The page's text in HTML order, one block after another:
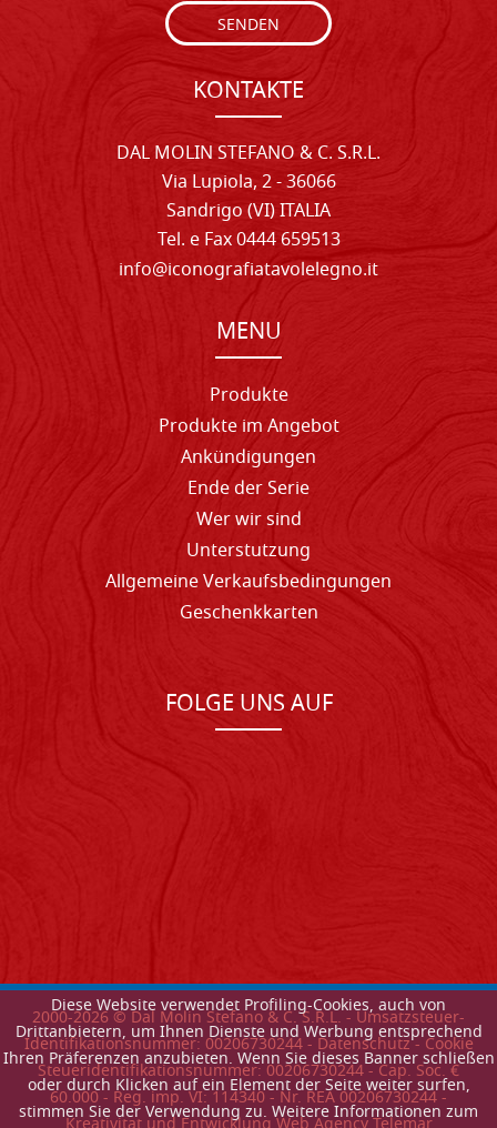
Diese Website verwendet Profiling-Cookies, auch von
Drittanbietern, um Ihnen Dienste und Werbung entsprechend
Ihren Präferenzen anzubieten. Wenn Sie dieses Banner schließen
oder durch Klicken auf ein Element der Seite weiter surfen,
stimmen Sie der Verwendung zu. Weitere Informationen zum
SENDEN
KONTAKTE
DAL MOLIN STEFANO & C. S.R.L.
Via Lupiola, 2 - 36066
Sandrigo (VI) ITALIA
Tel. e Fax 0444 659513
info@iconografiatavolelegno.it
MENU
Produkte
Produkte im Angebot
Ankündigungen
Ende der Serie
Wer wir sind
Unterstutzung
Allgemeine Verkaufsbedingungen
Geschenkkarten
FOLGE UNS AUF
2000-2026© Dal Molin Stefano & C. S.R.L. - Umsatzsteuer-
Identifikationsnummer: 00206730244 -Datenschutz-Cookie
Steueridentifikationsnummer: 00206730244 - Cap. Soc. €
60.000 - Reg. imp. VI: 114340 - Nr. REA 00206730244 -